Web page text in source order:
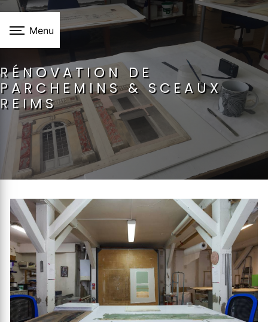
Menu
RÉNOVATION DE
PARCHEMINS & SCEAUX
REIMS
Panneau de gestion des cookies